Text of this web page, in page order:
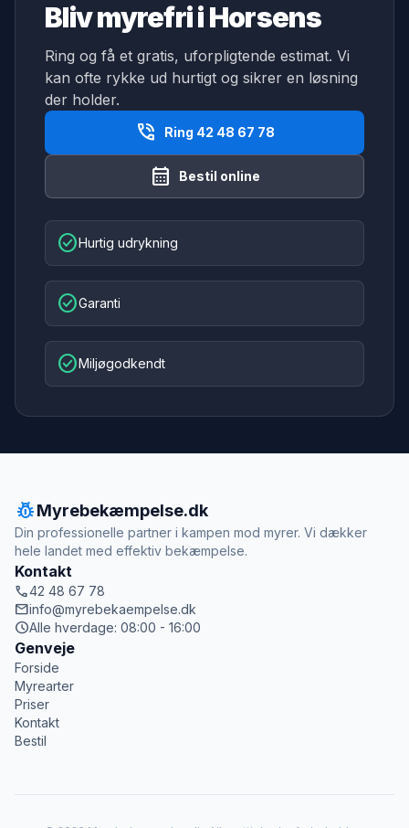
Bliv myrefri i Horsens
Ring og få et gratis, uforpligtende estimat. Vi
kan ofte rykke ud hurtigt og sikrer en løsning
der holder.
phone_in_talk Ring 42 48 67 78
calendar_month Bestil online
check_circleHurtig udrykning
check_circleGaranti
check_circleMiljøgodkendt
pest_controlMyrebekæmpelse.dk
Din professionelle partner i kampen mod myrer. Vi dækker
hele landet med effektiv bekæmpelse.
Kontakt
call42 48 67 78
mailinfo@myrebekaempelse.dk
scheduleAlle hverdage: 08:00 - 16:00
Genveje
Forside
Myrearter
Priser
Kontakt
Bestil